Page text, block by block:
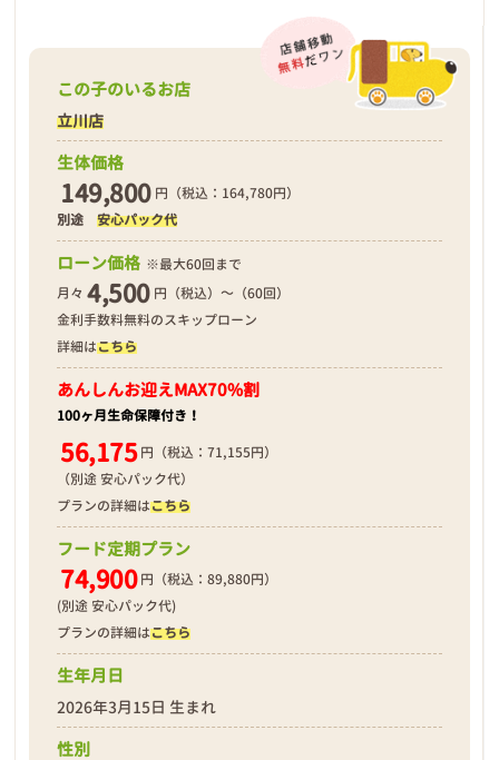
この子のいるお店
立川店
生体価格
149,800 円（税込：164,780円）
別途安心パック代
ローン価格 ※最大60回まで
月々 4,500 円（税込）～（60回）
金利手数料無料のスキップローン
詳細はこちら
あんしんお迎えMAX70%割
100ヶ月生命保障付き！
56,175 円（税込：71,155円）
（別途 安心パック代）
プランの詳細はこちら
フード定期プラン
74,900 円（税込：89,880円）
(別途 安心パック代)
プランの詳細はこちら
生年月日
2026年3月15日 生まれ
性別